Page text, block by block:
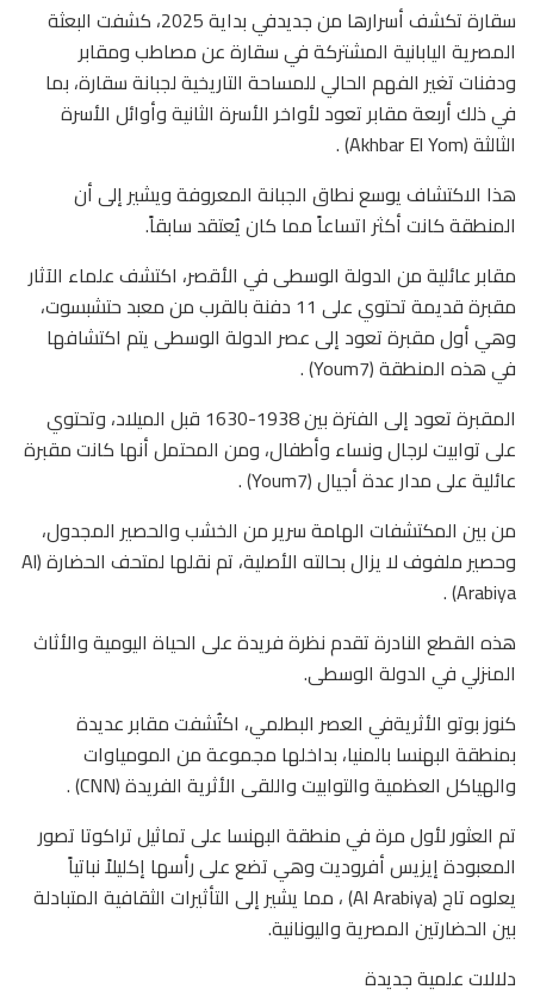
سقارة تكشف أسرارها من جديدفي بداية 2025، كشفت البعثة
المصرية اليابانية المشتركة في سقارة عن مصاطب ومقابر
ودفنات تغير الفهم الحالي للمساحة التاريخية لجبانة سقارة، بما
في ذلك أربعة مقابر تعود لأواخر الأسرة الثانية وأوائل الأسرة
الثالثة (Akhbar El Yom) .
هذا الاكتشاف يوسع نطاق الجبانة المعروفة ويشير إلى أن
المنطقة كانت أكثر اتساعاً مما كان يُعتقد سابقاً.
مقابر عائلية من الدولة الوسطى في الأقصر، اكتشف علماء الآثار
مقبرة قديمة تحتوي على 11 دفنة بالقرب من معبد حتشبسوت،
وهي أول مقبرة تعود إلى عصر الدولة الوسطى يتم اكتشافها
في هذه المنطقة (Youm7) .
المقبرة تعود إلى الفترة بين 1938-1630 قبل الميلاد، وتحتوي
على توابيت لرجال ونساء وأطفال، ومن المحتمل أنها كانت مقبرة
عائلية على مدار عدة أجيال (Youm7) .
من بين المكتشفات الهامة سرير من الخشب والحصير المجدول،
وحصير ملفوف لا يزال بحالته الأصلية، تم نقلها لمتحف الحضارة (Al
Arabiya) .
هذه القطع النادرة تقدم نظرة فريدة على الحياة اليومية والأثاث
المنزلي في الدولة الوسطى.
كنوز بوتو الأثريةفي العصر البطلمي، اكتُشفت مقابر عديدة
بمنطقة البهنسا بالمنيا، بداخلها مجموعة من المومياوات
والهياكل العظمية والتوابيت واللقى الأثرية الفريدة (CNN) .
تم العثور لأول مرة في منطقة البهنسا على تماثيل تراكوتا تصور
المعبودة إيزيس أفروديت وهي تضع على رأسها إكليلاً نباتياً
يعلوه تاج (Al Arabiya) ، مما يشير إلى التأثيرات الثقافية المتبادلة
بين الحضارتين المصرية واليونانية.
دلالات علمية جديدة